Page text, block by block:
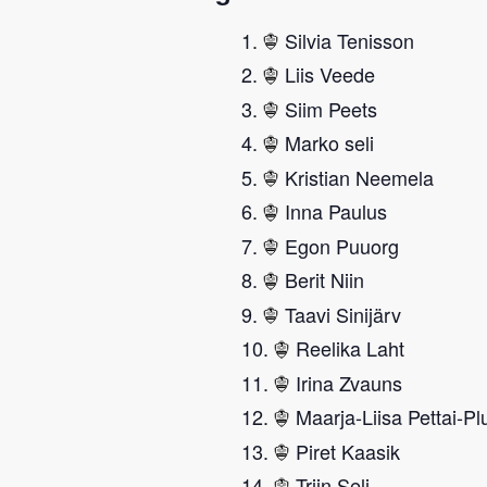
Silvia Tenisson
Liis Veede
Siim Peets
Marko seli
Kristian Neemela
Inna Paulus
Egon Puuorg
Berit Niin
Taavi Sinijärv
Reelika Laht
Irina Zvauns
Maarja-Liisa Pettai-
Piret Kaasik